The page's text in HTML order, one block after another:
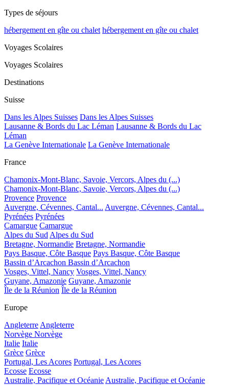
Types de séjours
hébergement en gîte ou chalet hébergement en gîte ou chalet
Voyages Scolaires
Voyages Scolaires
Destinations
Suisse
Dans les Alpes Suisses Dans les Alpes Suisses
Lausanne & Bords du Lac Léman Lausanne & Bords du Lac
Léman
La Genève Internationale La Genève Internationale
France
Chamonix-Mont-Blanc, Savoie, Vercors, Alpes du (...)
Chamonix-Mont-Blanc, Savoie, Vercors, Alpes du (...)
Provence Provence
Auvergne, Cévennes, Cantal... Auvergne, Cévennes, Cantal...
Pyrénées Pyrénées
Camargue Camargue
Alpes du Sud Alpes du Sud
Bretagne, Normandie Bretagne, Normandie
Pays Basque, Côte Basque Pays Basque, Côte Basque
Bassin d’Arcachon Bassin d’Arcachon
Vosges, Vittel, Nancy Vosges, Vittel, Nancy
Guyane, Amazonie Guyane, Amazonie
Île de la Réunion Île de la Réunion
Europe
Angleterre Angleterre
Norvège Norvège
Italie Italie
Grèce Grèce
Portugal, Les Acores Portugal, Les Acores
Ecosse Ecosse
Australie, Pacifique et Océanie Australie, Pacifique et Océanie